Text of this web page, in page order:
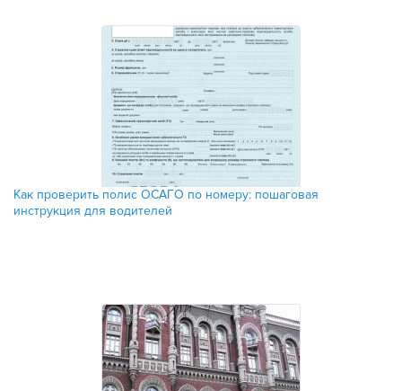
Как проверить полис ОСАГО по номеру: пошаговая
инструкция для водителей